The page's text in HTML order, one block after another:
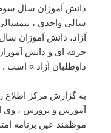
دانش آموزان سال
سالی واحدی ،
آزاد، دانش آموزان
حرفه ای و دانش
داوطلبان آزاد » است .
به گزارش مرکز
آموزش و پرورش ، وی
موظفند عین برنامه